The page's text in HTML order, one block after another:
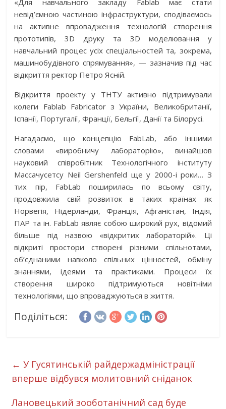
«Для навчального закладу Fablab має стати
невід’ємною частиною інфраструктури, сподіваємось
на активне впровадження технологій створення
прототипів, 3D друку та 3D моделювання у
навчальний процес усіх спеціальностей та, зокрема,
машинобудівного спрямування», — зазначив під час
відкриття ректор Петро Ясній.
Відкриття проекту у ТНТУ активно підтримували
колеги Fablab Fabricator з України, Великобританії,
Іспанії, Португалії, Франції, Бельгії, Данії та Білорусі.
Нагадаємо, що концепцію FabLab, або іншими
словами «виробничу лабораторію», винайшов
науковий співробітник Технологічного інституту
Массачусетсу Neil Gershenfeld ще у 2000-і роки… З
тих пір, FabLab поширилась по всьому світу,
продовжила свій розвиток в таких країнах як
Норвегія, Нідерланди, Франція, Афганістан, Індія,
ПАР та ін. FabLab являє собою широкий рух, відомий
більше під назвою «відкритих лабораторій». Ці
відкриті простори створені різними спільнотами,
об’єднаними навколо спільних цінностей, обміну
знаннями, ідеями та практиками. Процеси їх
створення широко підтримуються новітніми
технологіями, що впроваджуються в життя.
Поділіться:
← У Гусятинській райдержадміністрації
вперше відбувся молитовний сніданок
Лановецький зооботанічний сад буде